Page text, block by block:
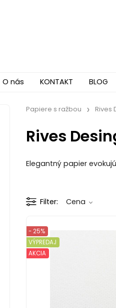
O nás KONTAKT BLOG
Papiere s ražbou Rives
Rives
Elegantný papier
Filter Cena
- 25%
VÝPREDAJ
AKCIA